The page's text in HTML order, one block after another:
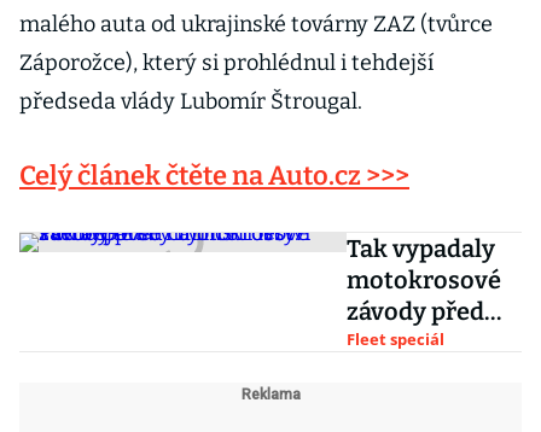
malého auta od ukrajinské továrny ZAZ (tvůrce
Záporožce), který si prohlédnul i tehdejší
předseda vlády Lubomír Štrougal.
Celý článek čtěte na Auto.cz >>>
Tak vypadaly
motokrosové
závody před
čtyřiceti lety.
Fleet speciál